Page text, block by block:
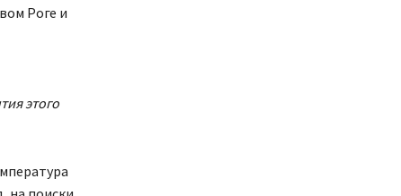
Роге и
этого